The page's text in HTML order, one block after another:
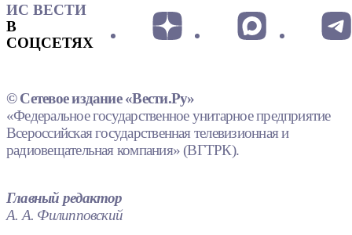
ИС ВЕСТИ
В
СОЦСЕТЯХ
© Сетевое издание «Вести.Ру»
«Федеральное государственное унитарное предприятие
Всероссийская государственная телевизионная и
радиовещательная компания» (ВГТРК).
Главный редактор
А. А. Филипповский